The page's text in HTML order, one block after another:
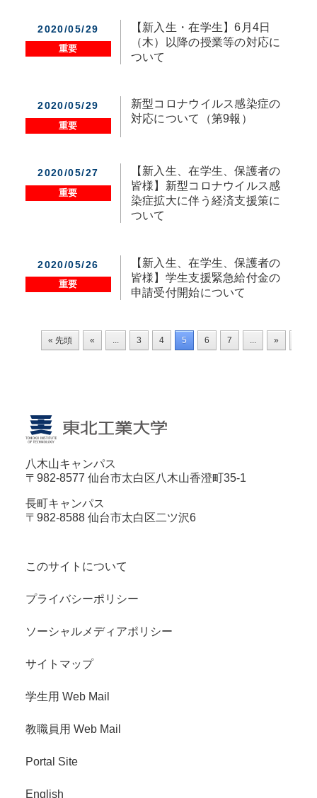
2020/05/29
重要
【新入生・在学生】6月4日
（木）以降の授業等の対応に
ついて
2020/05/29
重要
新型コロナウイルス感染症の
対応について（第9報）
2020/05/27
重要
【新入生、在学生、保護者の
皆様】新型コロナウイルス感
染症拡大に伴う経済支援策に
ついて
2020/05/26
重要
【新入生、在学生、保護者の
皆様】学生支援緊急給付金の
申請受付開始について
« 先頭 « 3 4 5 6 7 »
八木山キャンパス
〒982-8577 仙台市太白区八木山香澄町35-1
長町キャンパス
〒982-8588 仙台市太白区二ツ沢6
このサイトについて
プライバシーポリシー
ソーシャルメディアポリシー
サイトマップ
学生用 Web Mail
教職員用 Web Mail
Portal Site
English